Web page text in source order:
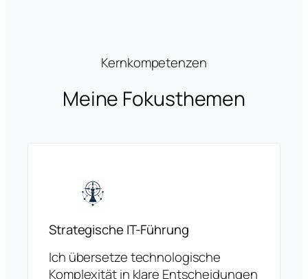
Kernkompetenzen
Meine Fokusthemen
Strategische IT-Führung
Ich übersetze technologische
Komplexität in klare Entscheidungen